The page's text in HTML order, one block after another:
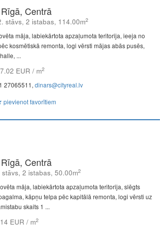
Centrā
stāvs, 2 istabas, 114.00m2
māja, labiekārtota apzaļumota teritorija, ieeja no
kosmētiskā remonta, logi vērsti mājas abās pusēs,
...
7.02 EUR / m2
27065511, dinars@cityreal.lv
pievienot favorītiem
Centrā
2 istabas, 50.00m2
māja, labiekārtota apzaļumota teritorija, slēgts
kāpņu telpa pēc kapitālā remonta, logi vērsti uz
skaits 1 ...
14 EUR / m2